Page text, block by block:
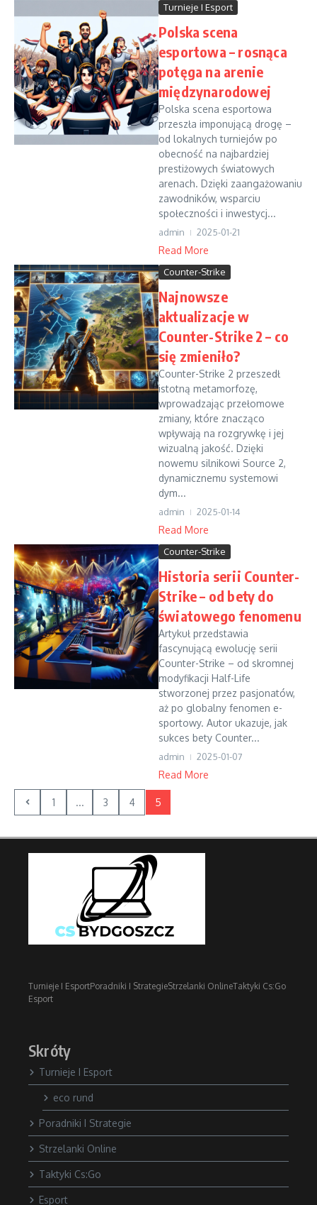
Turnieje I Esport
Polska scena
esportowa – rosnąca
potęga na arenie
międzynarodowej
Polska scena esportowa
przeszła imponującą drogę –
od lokalnych turniejów po
obecność na najbardziej
prestiżowych światowych
arenach. Dzięki zaangażowaniu
zawodników, wsparciu
społeczności i inwestycj...
admin 2025-01-21
Read More
Counter-Strike
Najnowsze
aktualizacje w
Counter-Strike 2 – co
się zmieniło?
Counter-Strike 2 przeszedł
istotną metamorfozę,
wprowadzając przełomowe
zmiany, które znacząco
wpływają na rozgrywkę i jej
wizualną jakość. Dzięki
nowemu silnikowi Source 2,
dynamicznemu systemowi
dym...
admin 2025-01-14
Read More
Counter-Strike
Historia serii Counter-
Strike – od bety do
światowego fenomenu
Artykuł przedstawia
fascynującą ewolucję serii
Counter-Strike – od skromnej
modyfikacji Half-Life
stworzonej przez pasjonatów,
aż po globalny fenomen e-
sportowy. Autor ukazuje, jak
sukces bety Counter...
admin 2025-01-07
Read More
1 ... 3 4 5
Turnieje I EsportPoradniki I StrategieStrzelanki OnlineTaktyki Cs:Go
Esport
Skróty
Turnieje I Esport
eco rund
Poradniki I Strategie
Strzelanki Online
Taktyki Cs:Go
Esport